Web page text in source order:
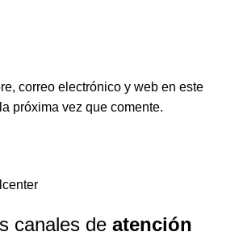
correo electrónico y web en este
próxima vez que comente.
canales de atención